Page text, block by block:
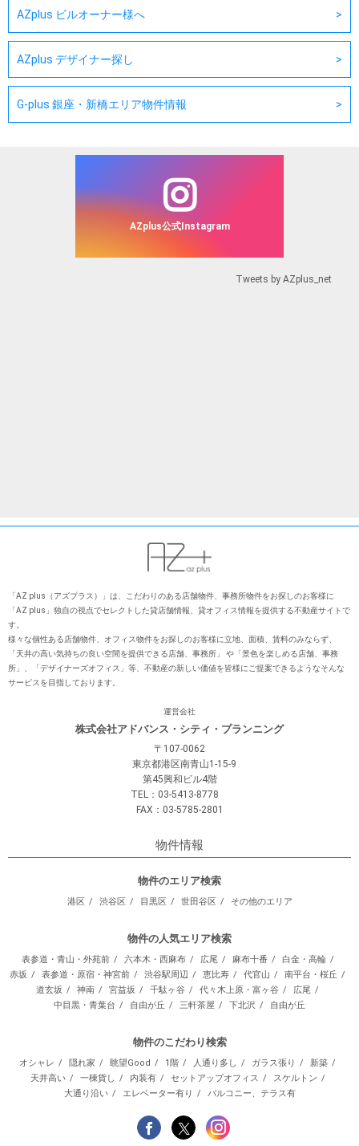
AZplus ビルオーナー様へ
AZplus デザイナー探し
G-plus 銀座・新橋エリア物件情報
AZplus公式Instagram
Tweets by AZplus_net
「AZ plus（アズプラス）」は、こだわりのある店舗物件、事務所物件をお探しのお客様に
「AZ plus」独⾃の視点でセレクトした貸店舗情報、貸オフィス情報を提供する不動産サイトで
す。
様々な個性ある店舗物件、オフィス物件をお探しのお客様に⽴地、⾯積、賃料のみならず、
「天井の⾼い気持ちの良い空間を提供できる店舗、事務所」 や「景⾊を楽しめる店舗、事務
所」、「デザイナーズオフィス」等、不動産の新しい価値を皆様にご提案できるようなそんな
サービスを⽬指しております。
運営会社
株式会社アドバンス・シティ・プランニング
〒107-0062
東京都港区南青山1-15-9
第45興和ビル4階
TEL：03-5413-8778
FAX：03-5785-2801
物件情報
物件のエリア検索
港区 渋谷区 目黒区 世田谷区 その他のエリア
物件の人気エリア検索
表参道・青山・外苑前 六本木・西麻布 広尾 麻布十番
白金・高輪
赤坂
表参道・原宿・神宮前 渋谷駅周辺 恵比寿 代官山
南平台・桜丘
道玄坂
神南 宮益坂 千駄ヶ谷 代々木上原・富ヶ谷
広尾
中目黒・青葉台
自由が丘 三軒茶屋 下北沢 自由が丘
物件のこだわり検索
オシャレ 隠れ家 眺望Good 1階 人通り多し ガラス張り
新築
天井高い
一棟貨し 内装有 セットアップオフィス
スケルトン
大通り沿い
エレベーター有り バルコニー、テラス有